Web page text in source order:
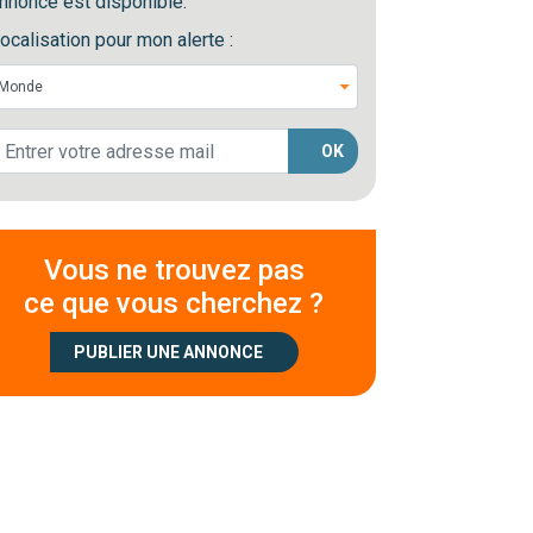
pour mon alerte :
OK
Vous ne trouvez pas
ce que vous cherchez ?
PUBLIER UNE ANNONCE